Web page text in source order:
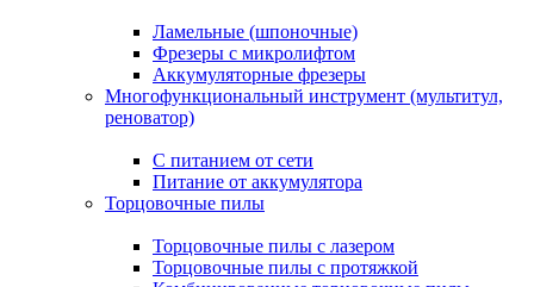
Ламельные (шпоночные)
Фрезеры с микролифтом
Аккумуляторные фрезеры
Многофункциональный инструмент (мультитул,
реноватор)
С питанием от сети
Питание от аккумулятора
Торцовочные пилы
Торцовочные пилы с лазером
Торцовочные пилы с протяжкой